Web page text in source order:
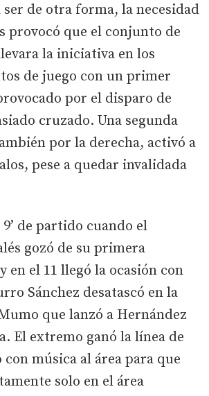
ser de otra forma, la necesidad
provocó que el conjunto de
la iniciativa en los
de juego con un primer
por el disparo de
cruzado. Una segunda
por la derecha, activó a
pese a quedar invalidada
de partido cuando el
gozó de su primera
en el 11 llegó la ocasión con
Sánchez desatascó en la
que lanzó a Hernández
El extremo ganó la línea de
música al área para que
solo en el área